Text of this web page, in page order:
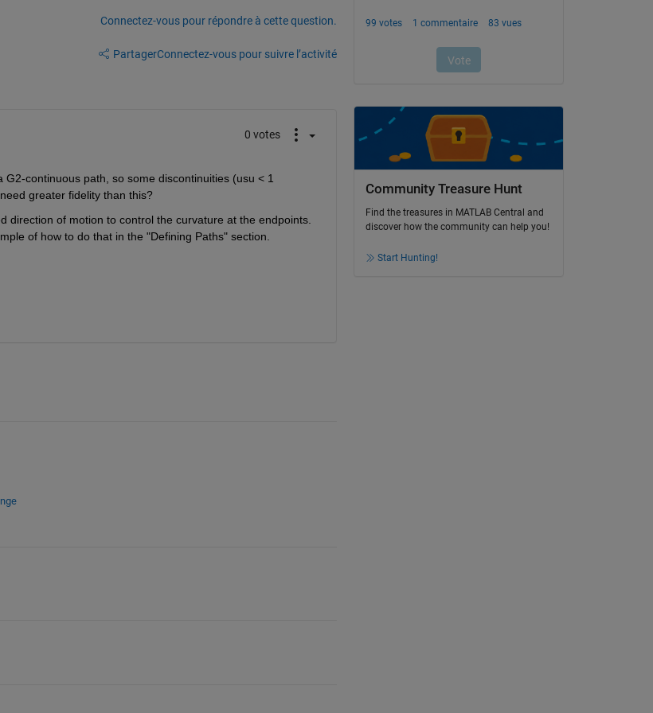
Connectez-vous pour répondre à cette question.
PartagerConnectez-vous pour suivre l’activité
0 votes
continuous path, so some discontinuities (usu < 1
greater fidelity than this?
direction of motion to control the curvature at the endpoints.
of how to do that in the "Defining Paths" section.
Community Treasure Hunt
Find the treasures in MATLAB Central and
discover how the community can help you!
Start Hunting!